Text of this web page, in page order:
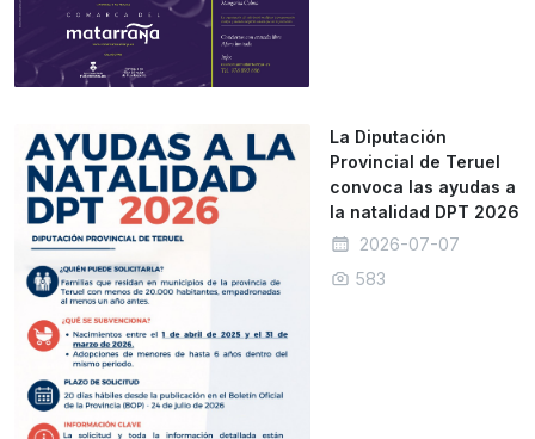
La Diputación
Provincial de Teruel
convoca las ayudas a
la natalidad DPT 2026
2026-07-07
583